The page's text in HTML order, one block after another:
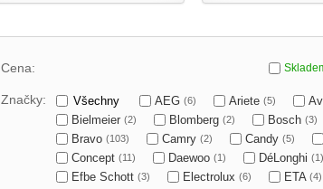
Cena:
Značky: Všechny AEG (6) Ariete (5)
Bielmeier (2) Blomberg (2) Bosch (3)
Bravo (103) Camry (2) Candy (5)
Concept (11) Daewoo (1) DéLonghi (1)
Efbe Schott (3) Electrolux (6) ETA (4)